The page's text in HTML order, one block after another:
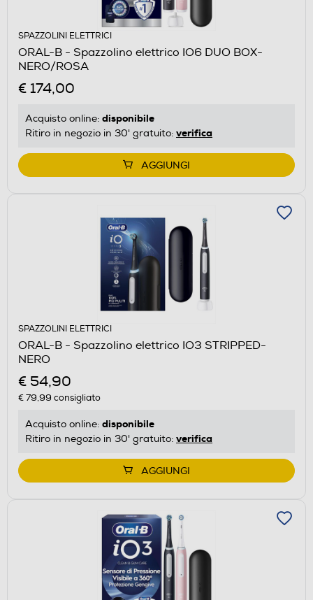
SPAZZOLINI ELETTRICI
ORAL-B - Spazzolino elettrico IO6 DUO BOX-
NERO/ROSA
€ 174,00
Acquisto online: disponibile
Ritiro in negozio in 30' gratuito: verifica
AGGIUNGI
SPAZZOLINI ELETTRICI
ORAL-B - Spazzolino elettrico IO3 STRIPPED-
NERO
€ 54,90
€ 79,99 consigliato
Acquisto online: disponibile
Ritiro in negozio in 30' gratuito: verifica
AGGIUNGI